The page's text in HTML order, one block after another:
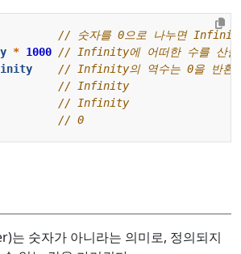
* 1000
는 숫자가 아니라는 의미로, 정의되지